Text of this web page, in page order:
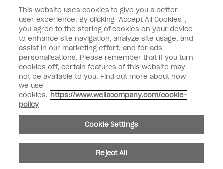
OPI
個人情報の取り扱い
facebookinstagram
個人情報を共有または販売しないでください
© Copyright 2024, Wella Operations US LLC, 無断複写・転載を禁じます。
This website uses cookies to give you a better
user experience. By clicking “Accept All Cookies”,
you agree to the storing of cookies on your device
to enhance site navigation, analyze site usage, and
assist in our marketing effort, and for ads
personalisations. Please remember that if you turn
cookies off, certain features of this website may
not be available to you. Find out more about how
we use
cookies. https://www.wellacompany.com/cookie-
policy
Cookie Settings
Reject All